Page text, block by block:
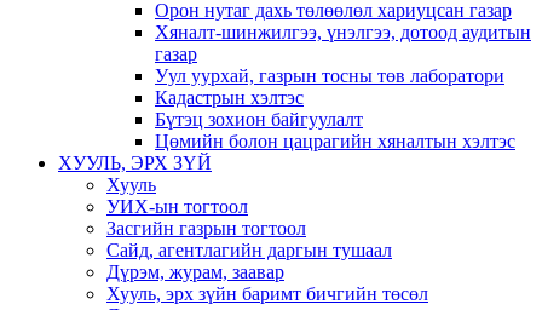
Орон нутаг дахь төлөөлөл хариуцсан газар
Хяналт-шинжилгээ, үнэлгээ, дотоод аудитын
газар
Уул уурхай, газрын тосны төв лаборатори
Кадастрын хэлтэс
Бүтэц зохион байгуулалт
Цөмийн болон цацрагийн хяналтын хэлтэс
ХУУЛЬ, ЭРХ ЗҮЙ
Хууль
УИХ-ын тогтоол
Засгийн газрын тогтоол
Сайд, агентлагийн даргын тушаал
Дүрэм, журам, заавар
Хууль, эрх зүйн баримт бичгийн төсөл